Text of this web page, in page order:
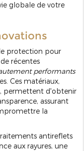
globale de votre
protection pour
récentes
performants
Ces matériaux,
permettent d'obtenir
assurant
la
antireflets
aux rayures, une